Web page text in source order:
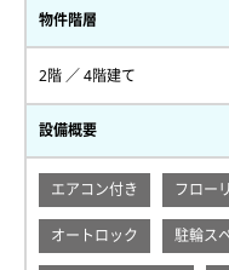
物件階層
2階 ／ 4階建て
設備概要
エアコン付き フロー
オートロック 駐輪ス